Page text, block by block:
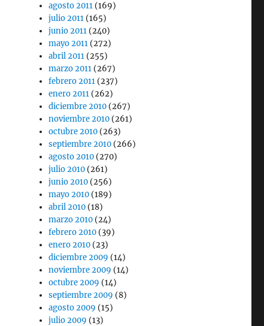
agosto 2011 (169)
julio 2011 (165)
junio 2011 (240)
mayo 2011 (272)
abril 2011 (255)
marzo 2011 (267)
febrero 2011 (237)
enero 2011 (262)
diciembre 2010 (267)
noviembre 2010 (261)
octubre 2010 (263)
septiembre 2010 (266)
agosto 2010 (270)
julio 2010 (261)
junio 2010 (256)
mayo 2010 (189)
abril 2010 (18)
marzo 2010 (24)
febrero 2010 (39)
enero 2010 (23)
diciembre 2009 (14)
noviembre 2009 (14)
octubre 2009 (14)
septiembre 2009 (8)
agosto 2009 (15)
julio 2009 (13)